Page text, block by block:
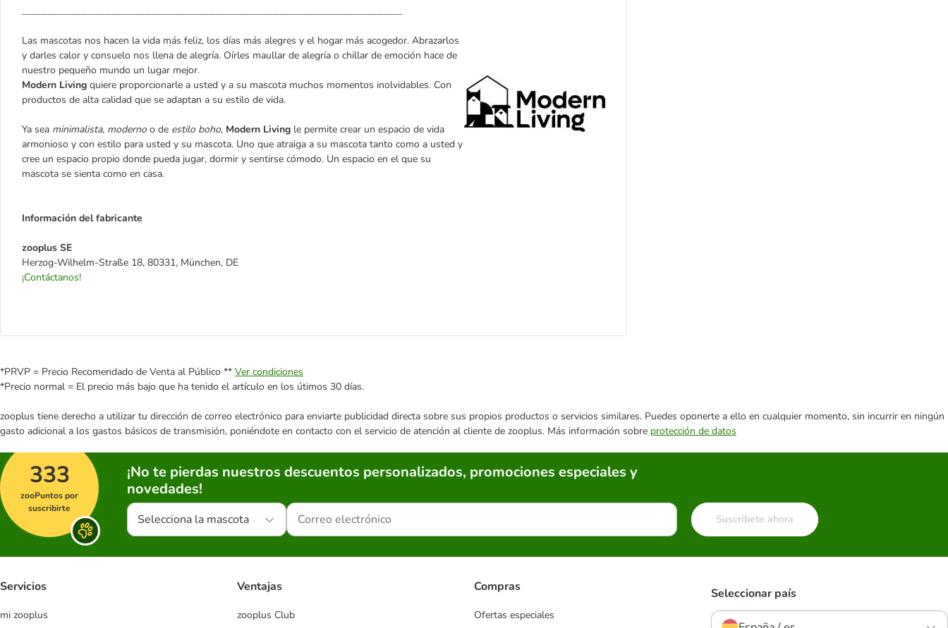
_____________________________________________________________________________
Las mascotas nos hacen la vida más feliz, los días más alegres y el hogar más acogedor. Abrazarlos
y darles calor y consuelo nos llena de alegría. Oírles maullar de alegría o chillar de emoción hace de
nuestro pequeño mundo un lugar mejor.
Modern Living quiere proporcionarle a usted y a su mascota muchos momentos inolvidables. Con
productos de alta calidad que se adaptan a su estilo de vida.
Ya sea minimalista, modernoo de estilo boho, Modern Living le permite crear un espacio de vida
armonioso y con estilo para usted y su mascota. Uno que atraiga a su mascota tanto como a usted y
cree un espacio propio donde pueda jugar, dormir y sentirse cómodo. Un espacio en el que su
mascota se sienta como en casa.
Información del fabricante
zooplus SE
Herzog-Wilhelm-Straße 18, 80331, München, DE
¡Contáctanos!
*PRVP = Precio Recomendado de Venta al Público ** Ver condiciones
*Precio normal = El precio más bajo que ha tenido el artículo en los útimos 30 días.
zooplus tiene derecho a utilizar tu dirección de correo electrónico para enviarte publicidad directa sobre sus propios productos o servicios similares. Puedes oponerte a ello en cualquier momento, sin incurrir en ningún
gasto adicional a los gastos básicos de transmisión, poniéndote en contacto con el servicio de atención al cliente de zooplus. Más información sobre protección de datos
333
zooPuntos por
suscribirte
¡No te pierdas nuestros descuentos personalizados, promociones especiales y
novedades!
Selecciona la mascota Suscríbete ahora
Servicios
mi zooplus
Ventajas
zooplus Club
Compras
Ofertas especiales
Seleccionar país